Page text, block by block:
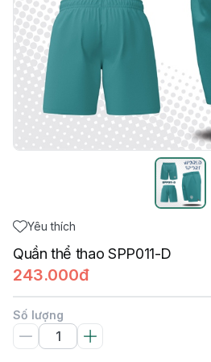
Yêu thích
Quần thể thao SPP011-D
243.000đ
Số lượng